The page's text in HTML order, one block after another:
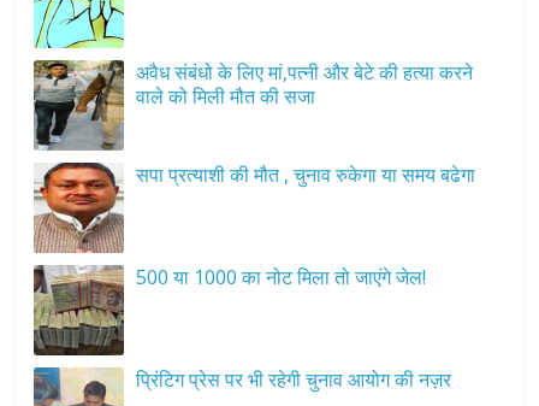
अवैध संबंधो के लिए मां,पत्नी और बेटे की हत्या करने
वाले को मिली मौत की सजा
सपा प्रत्याशी की मौत , चुनाव रुकेगा या समय बढेगा
500 या 1000 का नोट मिला तो जाएंगे जेल!
प्रिंटिग प्रेस पर भी रहेगी चुनाव आयोग की नज़र